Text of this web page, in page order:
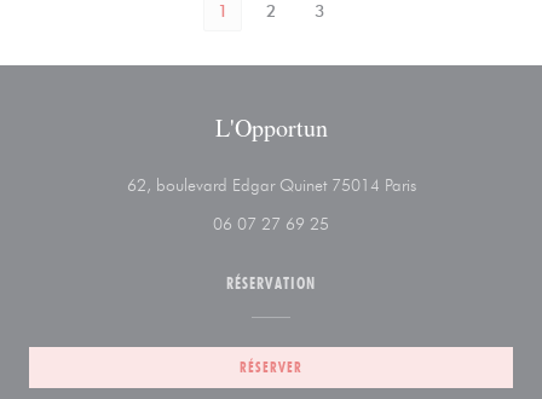
1 2 3
L'Opportun
62, boulevard Edgar Quinet 75014 Paris((ouvre une
06 07 27 69 25
RÉSERVATION
RÉSERVER